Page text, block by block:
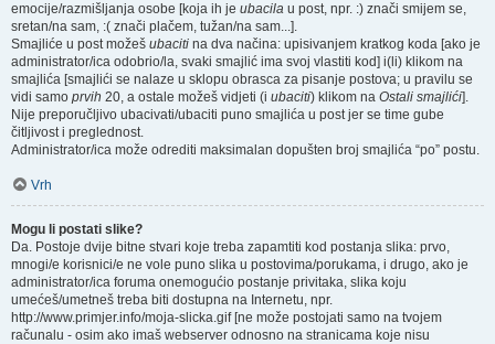
emocije/razmišljanja osobe [koja ih je ubacila u post, npr. :) znači smijem se,
sretan/na sam, :( znači plačem, tužan/na sam...].
Smajliće u post možeš ubaciti na dva načina: upisivanjem kratkog koda [ako je
administrator/ica odobrio/la, svaki smajlić ima svoj vlastiti kod] i(li) klikom na
smajlića [smajlići se nalaze u sklopu obrasca za pisanje postova; u pravilu se
vidi samo prvih 20, a ostale možeš vidjeti (i ubaciti) klikom na Ostali smajlići].
Nije preporučljivo ubacivati/ubaciti puno smajlića u post jer se time gube
čitljivost i preglednost.
Administrator/ica može odrediti maksimalan dopušten broj smajlića “po” postu.
Vrh
Mogu li postati slike?
Da. Postoje dvije bitne stvari koje treba zapamtiti kod postanja slika: prvo,
mnogi/e korisnici/e ne vole puno slika u postovima/porukama, i drugo, ako je
administrator/ica foruma onemogućio postanje privitaka, slika koju
umećeš/umetneš treba biti dostupna na Internetu, npr.
http://www.primjer.info/moja-slicka.gif [ne može postojati samo na tvojem
računalu - osim ako imaš webserver odnosno na stranicama koje nisu